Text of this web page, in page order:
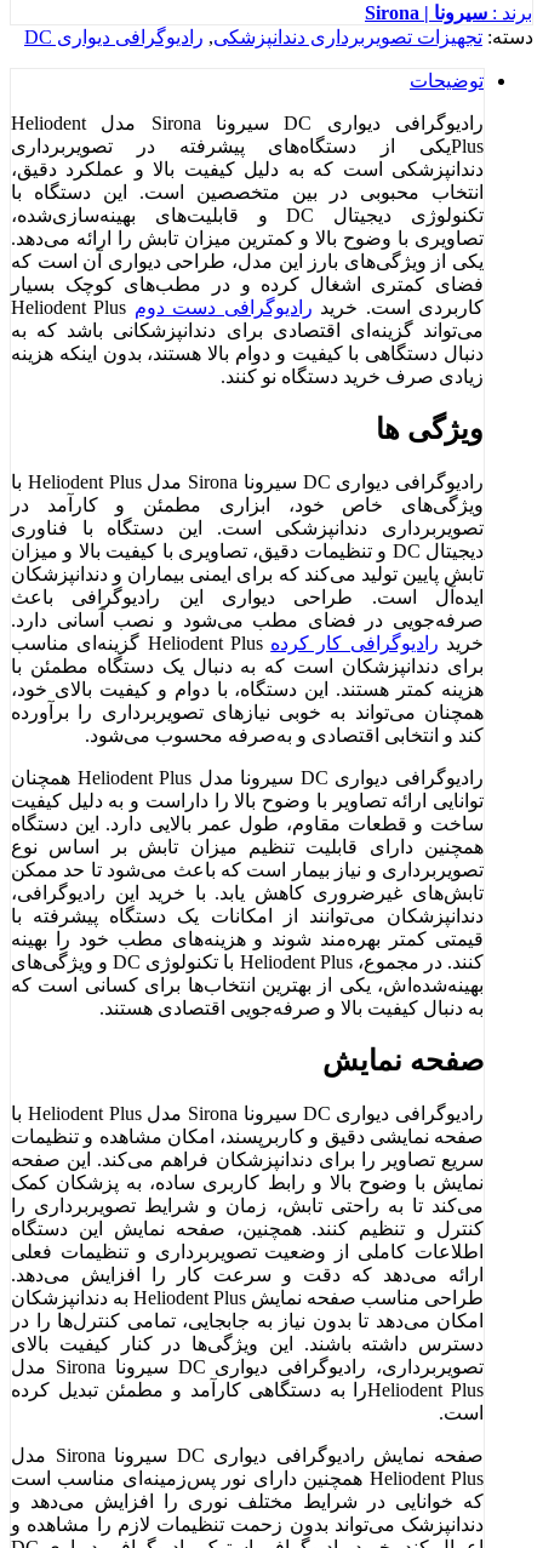
برند : سیرونا | Sirona
دسته: تجهیزات تصویربرداری دندانپزشکی, رادیوگرافی دیواری DC
توضیحات
رادیوگرافی دیواری DC سیرونا Sirona مدل Heliodent
Plusیکی از دستگاه‌های پیشرفته در تصویربرداری
دندانپزشکی است که به دلیل کیفیت بالا و عملکرد دقیق،
انتخاب محبوبی در بین متخصصین است. این دستگاه با
تکنولوژی دیجیتال DC و قابلیت‌های بهینه‌سازی‌شده،
تصاویری با وضوح بالا و کمترین میزان تابش را ارائه می‌دهد.
یکی از ویژگی‌های بارز این مدل، طراحی دیواری آن است که
فضای کمتری اشغال کرده و در مطب‌های کوچک بسیار
کاربردی است. خرید رادیوگرافی دست دوم Heliodent Plus
می‌تواند گزینه‌ای اقتصادی برای دندانپزشکانی باشد که به
دنبال دستگاهی با کیفیت و دوام بالا هستند، بدون اینکه هزینه
زیادی صرف خرید دستگاه نو کنند.
ویژگی ها
رادیوگرافی دیواری DC سیرونا Sirona مدل Heliodent Plus با
ویژگی‌های خاص خود، ابزاری مطمئن و کارآمد در
تصویربرداری دندانپزشکی است. این دستگاه با فناوری
دیجیتال DC و تنظیمات دقیق، تصاویری با کیفیت بالا و میزان
تابش پایین تولید می‌کند که برای ایمنی بیماران و دندانپزشکان
ایده‌آل است. طراحی دیواری این رادیوگرافی باعث
صرفه‌جویی در فضای مطب می‌شود و نصب آسانی دارد.
خرید رادیوگرافی کار کرده
Heliodent Plus گزینه‌ای مناسب
برای دندانپزشکان است که به دنبال یک دستگاه مطمئن با
هزینه کمتر هستند. این دستگاه، با دوام و کیفیت بالای خود،
همچنان می‌تواند به خوبی نیازهای تصویربرداری را برآورده
کند و انتخابی اقتصادی و به‌صرفه محسوب می‌شود.
رادیوگرافی دیواری DC سیرونا مدل Heliodent Plus همچنان
توانایی ارائه تصاویر با وضوح بالا را داراست و به دلیل کیفیت
ساخت و قطعات مقاوم، طول عمر بالایی دارد. این دستگاه
همچنین دارای قابلیت تنظیم میزان تابش بر اساس نوع
تصویربرداری و نیاز بیمار است که باعث می‌شود تا حد ممکن
تابش‌های غیرضروری کاهش یابد. با خرید این رادیوگرافی،
دندانپزشکان می‌توانند از امکانات یک دستگاه پیشرفته با
قیمتی کمتر بهره‌مند شوند و هزینه‌های مطب خود را بهینه
کنند. در مجموع، Heliodent Plus با تکنولوژی DC و ویژگی‌های
بهینه‌شده‌اش، یکی از بهترین انتخاب‌ها برای کسانی است که
به دنبال کیفیت بالا و صرفه‌جویی اقتصادی هستند.
صفحه نمایش
رادیوگرافی دیواری DC سیرونا Sirona مدل Heliodent Plus با
صفحه نمایشی دقیق و کاربرپسند، امکان مشاهده و تنظیمات
سریع تصاویر را برای دندانپزشکان فراهم می‌کند. این صفحه
نمایش با وضوح بالا و رابط کاربری ساده، به پزشکان کمک
می‌کند تا به راحتی تابش، زمان و شرایط تصویربرداری را
کنترل و تنظیم کنند. همچنین، صفحه نمایش این دستگاه
اطلاعات کاملی از وضعیت تصویربرداری و تنظیمات فعلی
ارائه می‌دهد که دقت و سرعت کار را افزایش می‌دهد.
طراحی مناسب صفحه نمایش Heliodent Plus به دندانپزشکان
امکان می‌دهد تا بدون نیاز به جابجایی، تمامی کنترل‌ها را در
دسترس داشته باشند. این ویژگی‌ها در کنار کیفیت بالای
تصویربرداری، رادیوگرافی دیواری DC سیرونا Sirona مدل
Heliodent Plusرا به دستگاهی کارآمد و مطمئن تبدیل کرده
است.
صفحه نمایش رادیوگرافی دیواری DC سیرونا Sirona مدل
Heliodent Plus همچنین دارای نور پس‌زمینه‌ای مناسب است
که خوانایی در شرایط مختلف نوری را افزایش می‌دهد و
دندانپزشک می‌تواند بدون زحمت تنظیمات لازم را مشاهده و